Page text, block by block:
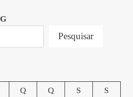
Pesquisar
Q Q S S